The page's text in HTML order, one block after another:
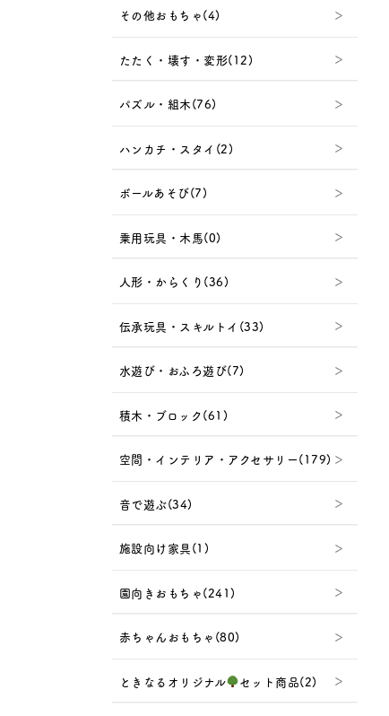
その他おもちゃ(4)
たたく・壊す・変形(12)
パズル・組木(76)
ハンカチ・スタイ(2)
ボールあそび(7)
乗用玩具・木馬(0)
人形・からくり(36)
伝承玩具・スキルトイ(33)
水遊び・おふろ遊び(7)
積木・ブロック(61)
空間・インテリア・アクセサリー(179)
音で遊ぶ(34)
施設向け家具(1)
園向きおもちゃ(241)
赤ちゃんおもちゃ(80)
ときなるオリジナル セット商品(2)